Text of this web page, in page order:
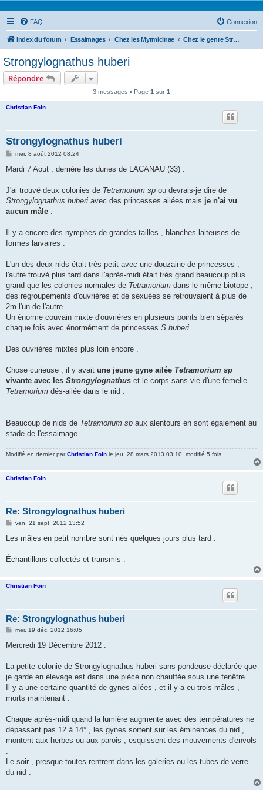
FAQ Connexion
Index du forum Essaimages Chez les Myrmicinae Chez le genre Strongylognathus
Strongylognathus huberi
Répondre
3 messages • Page 1 sur 1
Christian Foin
Strongylognathus huberi
M
s
g
mer. 8 août 2012 08:24
Mardi 7 Aout , derrière les dunes de LACANAU (33) .
J'ai trouvé deux colonies de Tetramorium sp ou devrais-je dire de
Strongylognathus huberi avec des princesses ailées mais je n'ai vu
aucun mâle .
Il y a encore des nymphes de grandes tailles , blanches laiteuses de
formes larvaires .
L'un des deux nids était très petit avec une douzaine de princesses ,
l'autre trouvé plus tard dans l'après-midi était très grand beaucoup plus
grand que les colonies normales de Tetramorium dans le même biotope ,
des regroupements d'ouvrières et de sexuées se retrouvaient à plus de
2m l'un de l'autre .
Un énorme couvain mixte d'ouvrières en plusieurs points bien séparés
chaque fois avec énormément de princesses S.huberi .
Des ouvrières mixtes plus loin encore .
Chose curieuse , il y avait une jeune gyne ailée Tetramorium sp
vivante avec les Strongylognathus et le corps sans vie d'une femelle
Tetramorium dés-ailée dans le nid .
Beaucoup de nids de Tetramorium sp aux alentours en sont également au
stade de l'essaimage .
Modifié en dernier parChristian Foin le jeu. 28 mars 2013 03:10, modifié 5 fois.
Christian Foin
Re: Strongylognathus huberi
M
s
g
ven. 21 sept. 2012 13:52
Les mâles en petit nombre sont nés quelques jours plus tard .
Échantillons collectés et transmis .
Christian Foin
Re: Strongylognathus huberi
M
s
g
mer. 19 déc. 2012 16:05
Mercredi 19 Décembre 2012 .
La petite colonie de Strongylognathus huberi sans pondeuse déclarée que
je garde en élevage est dans une pièce non chauffée sous une fenêtre .
Il y a une certaine quantité de gynes ailées , et il y a eu trois mâles ,
morts maintenant .
Chaque après-midi quand la lumière augmente avec des températures ne
dépassant pas 12 à 14° , les gynes sortent sur les éminences du nid ,
montent aux herbes ou aux parois , esquissent des mouvements d'envols
.
Le soir , presque toutes rentrent dans les galeries ou les tubes de verre
du nid .